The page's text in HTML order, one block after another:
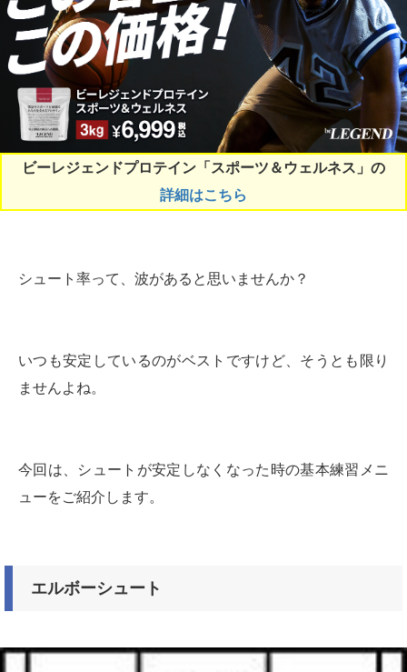
ビーレジェンドプロテイン「スポーツ＆ウェルネス」の
詳細はこちら
シュート率って、波があると思いませんか？
いつも安定しているのがベストですけど、そうとも限り
ませんよね。
今回は、シュートが安定しなくなった時の基本練習メニ
ューをご紹介します。
エルボーシュート